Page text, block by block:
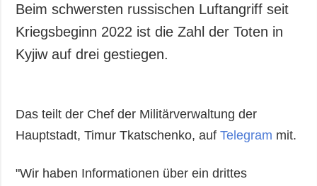
Beim schwersten russischen Luftangriff seit
Kriegsbeginn 2022 ist die Zahl der Toten in
Kyjiw auf drei gestiegen.
Das teilt der Chef der Militärverwaltung der
Hauptstadt, Timur Tkatschenko, aufTelegram mit.
"Wir haben Informationen über ein drittes